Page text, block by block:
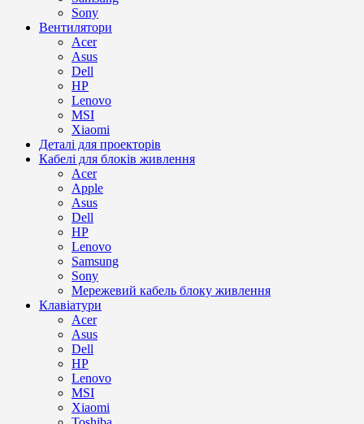
Sony
Вентилятори
Acer
Asus
Dell
HP
Lenovo
MSI
Xiaomi
Деталі для проекторів
Кабелі для блоків живлення
Acer
Apple
Asus
Dell
HP
Lenovo
Samsung
Sony
Мережевий кабель блоку живлення
Клавіатури
Acer
Asus
Dell
HP
Lenovo
MSI
Xiaomi